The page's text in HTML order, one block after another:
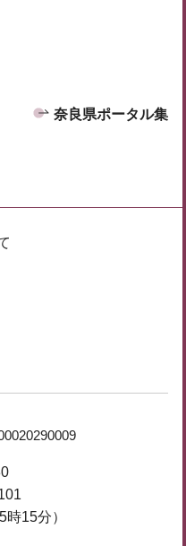
奈良県ポータル集
15分）